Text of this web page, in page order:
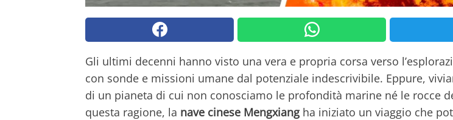
Gli ultimi decenni hanno visto una vera e propria corsa verso
con sonde e missioni umane dal potenziale indescrivibile. Eppure,
di un pianeta di cui non conosciamo le profondità marine né le rocce
questa ragione, la nave cinese Mengxiangha iniziato un viaggio che